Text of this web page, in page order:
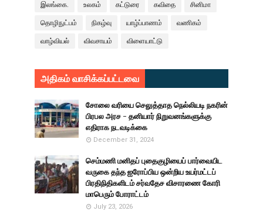
இலங்கை. உலகம் கட்டுரை கவிதை சினிமா
தொழிநுட்பம் நிகழ்வு யாழ்ப்பாணம் வணிகம்
வாழ்வியல் விவசாயம் விளையாட்டு
அதிகம் வாசிக்கப்பட்டவை
சோலை வரியை செலுத்தாத நெல்லியடி நகரின்
பிரபல அரச - தனியார் நிறுவனங்களுக்கு
எதிராக நடவடிக்கை
December 31, 2024
செம்மணி மனிதப் புதைகுழியைப் பார்வையிட
வருகை தந்த ஐரோப்பிய ஒன்றிய உயர்மட்டப்
பிரதிநிதிகளிடம் சர்வதேச விசாரணை கோரி
மாபெரும் போராட்டம்
July 23, 2026